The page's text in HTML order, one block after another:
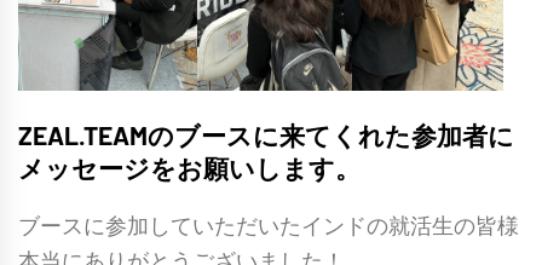
ZEAL.TEAMのブースに来てくれた参加者に
メッセージをお願いします。
ブースに参加していただいたインドの就活生の皆様